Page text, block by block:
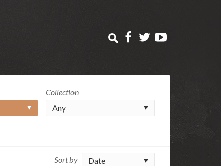
Collection
Any
Sort by Date